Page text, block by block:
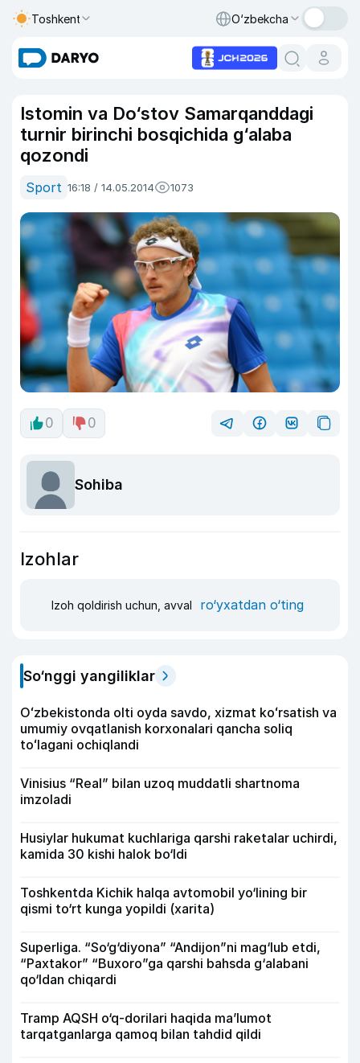
Toshkent O‘zbekcha
Istomin va Do‘stov Samarqanddagi
turnir birinchi bosqichida g‘alaba
qozondi
Sport 16:18 / 14.05.2014 1073
0 0
Sohiba
Izohlar
Izoh qoldirish uchun, avval ro‘yxatdan o‘ting
So‘nggi yangiliklar
Oʻzbekistonda olti oyda savdo, xizmat koʻrsatish va
umumiy ovqatlanish korxonalari qancha soliq
toʻlagani ochiqlandi
Vinisius “Real” bilan uzoq muddatli shartnoma
imzoladi
Husiylar hukumat kuchlariga qarshi raketalar uchirdi,
kamida 30 kishi halok bo‘ldi
Toshkentda Kichik halqa avtomobil yo‘lining bir
qismi to‘rt kunga yopildi (xarita)
Superliga. “So‘g‘diyona” “Andijon”ni mag‘lub etdi,
“Paxtakor” “Buxoro”ga qarshi bahsda g‘alabani
qo‘ldan chiqardi
Tramp AQSH o‘q-dorilari haqida ma’lumot
tarqatganlarga qamoq bilan tahdid qildi